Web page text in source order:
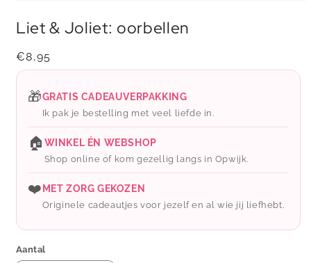
openen
Liet & Joliet: oorbellen
Normale
prijs
€8,95
🎁GRATIS CADEAUVERPAKKING
Ik pak je bestelling met veel liefde in.
🏠 WINKEL ÉN WEBSHOP
Shop online of kom gezellig langs in Opwijk.
❤️ MET ZORG GEKOZEN
Originele cadeautjes voor jezelf en al wie jij liefhebt.
Aantal